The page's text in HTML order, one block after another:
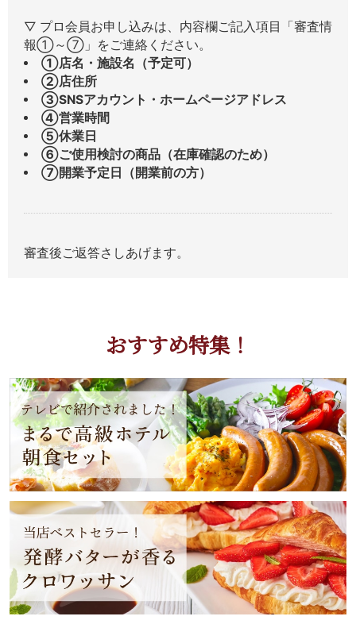
▽ プロ会員お申し込みは、内容欄ご記入項目「審査情
報①～⑦」をご連絡ください。
①店名・施設名（予定可）
②店住所
③SNSアカウント・ホームページアドレス
④営業時間
⑤休業日
⑥ご使用検討の商品（在庫確認のため）
⑦開業予定日（開業前の方）
審査後ご返答さしあげます。
おすすめ特集！